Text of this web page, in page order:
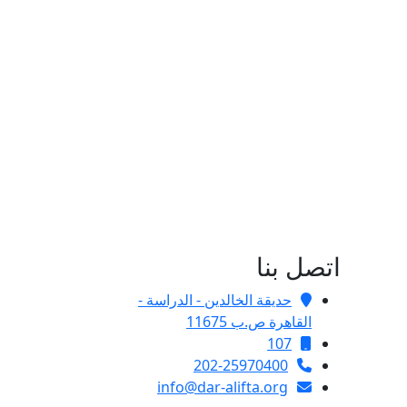
اتصل بنا
حديقة الخالدين - الدراسة -
القاهرة ص.ب 11675
107
202-25970400
info@dar-alifta.org